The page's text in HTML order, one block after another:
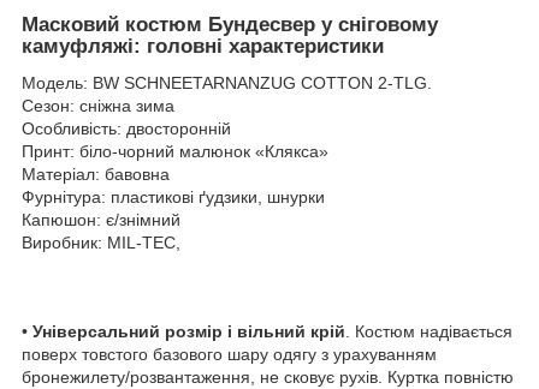
Масковий костюм Бундесвер у сніговому
камуфляжі: головні характеристики
Модель: BW SCHNEETARNANZUG COTTON 2-TLG.
Сезон: сніжна зима
Особливість: двосторонній
Принт: біло-чорний малюнок «Клякса»
Матеріал: бавовна
Фурнітура: пластикові ґудзики, шнурки
Капюшон: є/знімний
Виробник: MIL-TEC,
• Універсальний розмір і вільний крій. Костюм надівається
поверх товстого базового шару одягу з урахуванням
бронежилету/розвантаження, не сковує рухів. Куртка повністю